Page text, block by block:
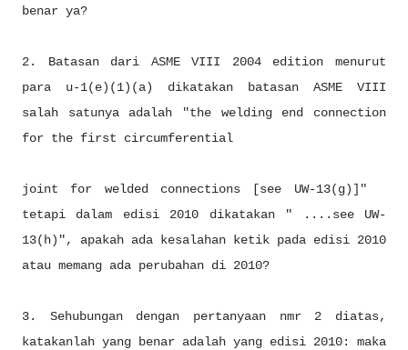
benar ya?
2. Batasan dari ASME VIII 2004 edition menurut
para u-1(e)(1)(a) dikatakan batasan ASME VIII
salah satunya adalah "the welding end connection
for the first circumferential
joint for welded connections [see UW-13(g)]"
tetapi dalam edisi 2010 dikatakan " ....see UW-
13(h)", apakah ada kesalahan ketik pada edisi 2010
atau memang ada perubahan di 2010?
3. Sehubungan dengan pertanyaan nmr 2 diatas,
katakanlah yang benar adalah yang edisi 2010: maka